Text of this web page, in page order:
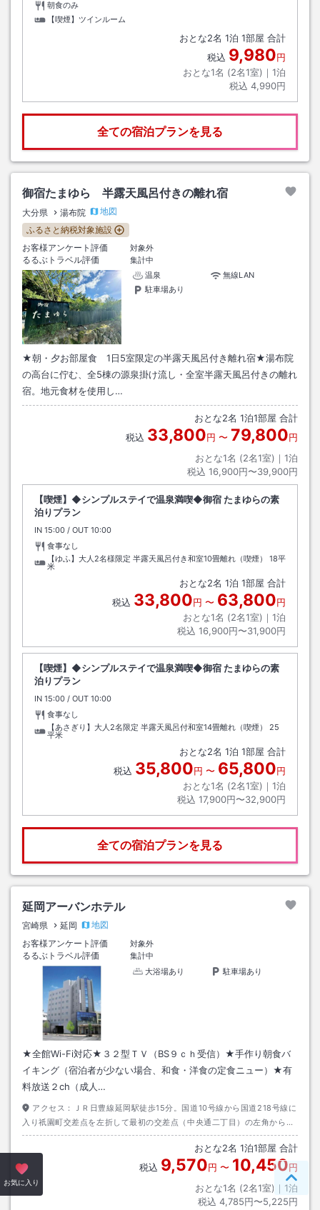
朝食のみ
【喫煙】ツインルーム
おとな2名 1泊 1部屋 合計
税込 9,980円
おとな1名 (2名1室)｜ 1泊
税込 4,990円
全ての宿泊プランを見る
御宿たまゆら 半露天風呂付きの離れ宿
大分県 湯布院
地図
ふるさと納税対象施設
お客様アンケート評価
対象外
るるぶトラベル評価
集計中
温泉
無線LAN
駐車場あり
★朝・夕お部屋食 1日5室限定の半露天風呂付き離れ宿★湯布院
の高台に佇む、全5棟の源泉掛け流し・全室半露天風呂付きの離れ
宿。地元食材を使用し…
おとな2名 1泊1部屋 合計
税込 33,800円 〜 79,800円
おとな1名 (2名1室)｜ 1泊
税込 16,900円〜39,900円
【喫煙】◆シンプルステイで温泉満喫◆御宿 たまゆらの素
泊りプラン
IN チェックイン
15:00 / OUT チェックアウト
10:00
食事なし
【ゆふ】大人2名様限定 半露天風呂付き和室10畳離れ（喫煙）
18平
米
おとな2名 1泊 1部屋 合計
税込 33,800円 〜 63,800円
おとな1名 (2名1室)｜ 1泊
税込 16,900円〜31,900円
【喫煙】◆シンプルステイで温泉満喫◆御宿 たまゆらの素
泊りプラン
IN チェックイン
15:00 / OUT チェックアウト
10:00
食事なし
【あさぎり】大人2名限定 半露天風呂付和室14畳離れ（喫煙）
25
平米
おとな2名 1泊 1部屋 合計
税込 35,800円 〜 65,800円
おとな1名 (2名1室)｜ 1泊
税込 17,900円〜32,900円
全ての宿泊プランを見る
延岡アーバンホテル
宮崎県 延岡
地図
お客様アンケート評価
対象外
るるぶトラベル評価
集計中
大浴場あり
駐車場あり
★全館Wi-Fi対応★３２型ＴＶ（BS９ｃｈ受信）★手作り朝食バ
イキング（宿泊者が少ない場合、和食・洋食の定食ニュー）★有
料放送２ch（成人…
アクセス：
ＪＲ日豊線延岡駅徒歩15分。国道10号線から国道218号線に
入り祇園町交差点を左折して最初の交差点（中央通二丁目）の左角から当
ホテルです。
おとな2名 1泊1部屋 合計
税込 9,570円 〜 10,450円
おとな1名 (2名1室)｜ 1泊
税込 4,785円〜5,225円
お気に入り ペー